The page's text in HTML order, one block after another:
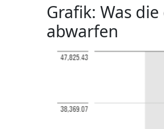
Grafik: Was
abwarfen